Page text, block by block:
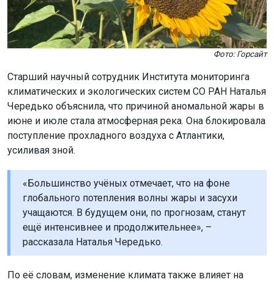
Фото: Горсайт
Старший научный сотрудник Института мониторинга
климатических и экологических систем СО РАН Наталья
Чередько объяснила, что причиной аномальной жары в
июне и июле стала атмосферная река. Она блокировала
поступление прохладного воздуха с Атлантики,
усиливая зной.
«Большинство учёных отмечает, что на фоне
глобального потепления волны жары и засухи
учащаются. В будущем они, по прогнозам, станут
ещё интенсивнее и продолжительнее», –
рассказала Наталья Чередько.
По её словам, изменение климата также влияет на